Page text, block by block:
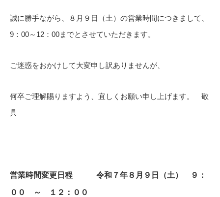
誠に勝手ながら、８月９日（土）の営業時間につきまして、
9：00～12：00までとさせていただきます。
ご迷惑をおかけして大変申し訳ありませんが、
何卒ご理解賜りますよう、宜しくお願い申し上げます。 敬
具
営業時間変更日程 令和７年８月９日（土） ９：
００ ～ １２：００